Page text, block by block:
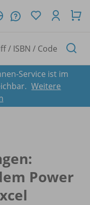
Service ist im
Weitere
Power